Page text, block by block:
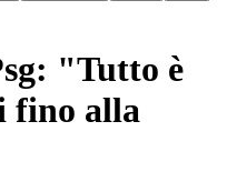
"Tutto è
fino alla